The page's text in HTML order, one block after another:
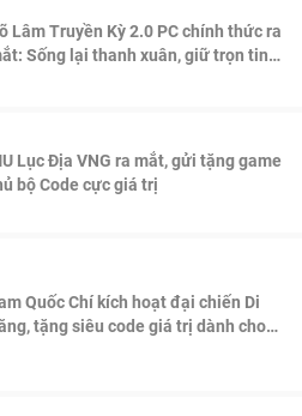
Lâm Truyền Kỳ 2.0 PC chính thức ra
Sống lại thanh xuân, giữ trọn tinh
Lục Địa VNG ra mắt, gửi tặng game
bộ Code cực giá trị
Quốc Chí kích hoạt đại chiến Di
tặng siêu code giá trị dành cho